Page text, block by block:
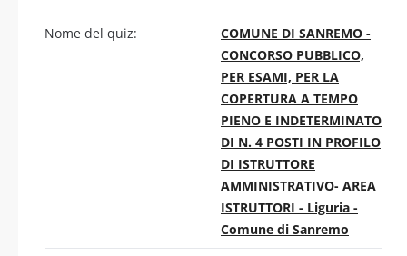
Nome del quiz:
COMUNE DI SANREMO -
CONCORSO PUBBLICO,
PER ESAMI, PER LA
COPERTURA A TEMPO
PIENO E INDETERMINATO
DI N. 4 POSTI IN PROFILO
DI ISTRUTTORE
AMMINISTRATIVO- AREA
ISTRUTTORI - Liguria -
Comune di Sanremo